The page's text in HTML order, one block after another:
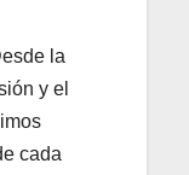
la
y el
cada